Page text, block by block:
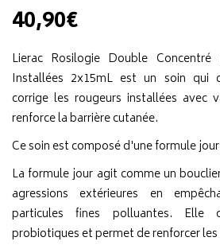
40,90€
Lierac Rosilogie Double Concentré
Installées 2x15mL est un soin qui
corrige les rougeurs installées avec
renforce la barrière cutanée.
Ce soin est composé d'une formule
La formule jour agit comme un
agressions extérieures en
particules fines polluantes.
probiotiques et permet de renforcer